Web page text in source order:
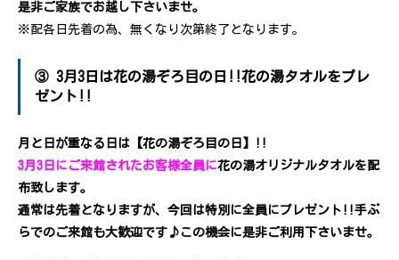
是非ご家族でお越し下さいませ。
※配各日先着の為、無くなり次第終了となります。
③ 3月3日は花の湯ぞろ目の日!!花の湯タオルをプレ
ゼント!!
月と日が重なる日は【花の湯ぞろ目の日】!!
3月3日にご来館されたお客様全員に花の湯オリジナルタオルを配
布致します。
通常は先着となりますが、今回は特別に全員にプレゼント!!手ぶ
らでのご来館も大歓迎です♪この機会に是非ご利用下さいませ。